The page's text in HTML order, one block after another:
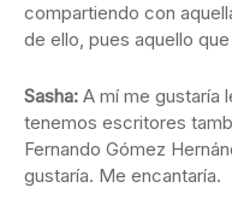
compartiendo con
de ello, pues aquello
Sasha: A mí me gustaría
tenemos escritores
Fernando Gómez
gustaría. Me encantaría.